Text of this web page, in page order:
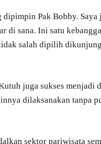
Pak Bobby.
di sana. Ini satu
salah dipilih
juga sukses menjadi
dilaksanakan tanpa
sektor pariwisata